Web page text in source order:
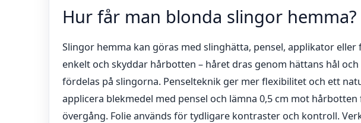
Hur får man blonda slingor hemma?
Slingor hemma kan göras med slinghätta, pensel, applikator eller
enkelt och skyddar hårbotten – håret dras genom hättans hål
fördelas på slingorna. Penselteknik ger mer flexibilitet och ett
applicera blekmedel med pensel och lämna 0,5 cm mot
övergång. Folie används för tydligare kontraster och kontroll.